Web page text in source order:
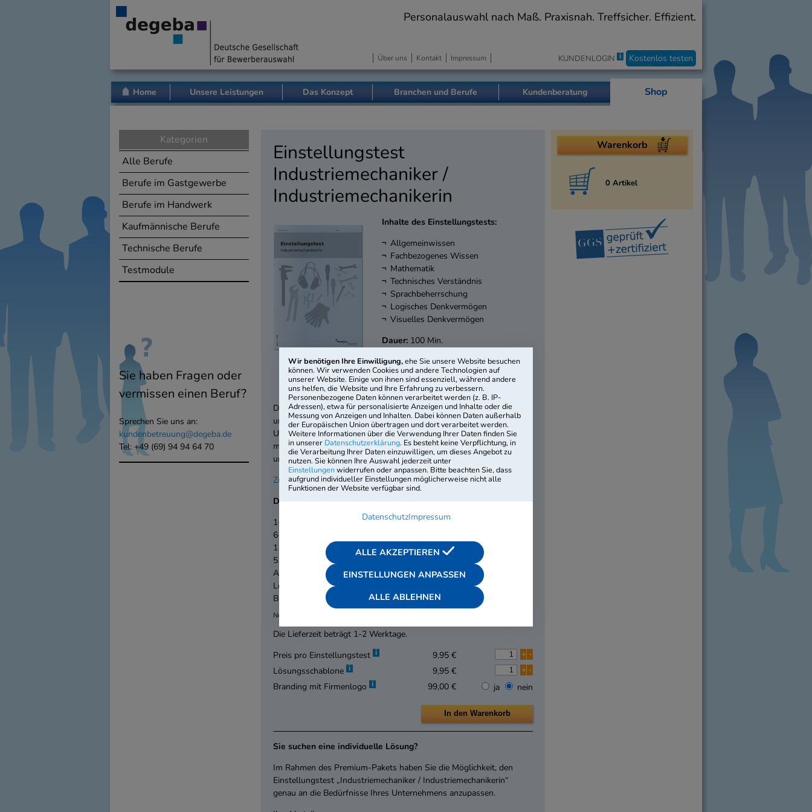
Wir benötigen Ihre Einwilligung,ehe Sie unsere Website besuchen
können. Wir verwenden Cookies und andere Technologien auf
unserer Website. Einige von ihnen sind essenziell, während andere
uns helfen, die Website und Ihre Erfahrung zu verbessern.
Personenbezogene Daten können verarbeitet werden (z. B. IP-
Adressen), etwa für personalisierte Anzeigen und Inhalte oder die
Messung von Anzeigen und Inhalten. Dabei können Daten außerhalb
der Europäischen Union übertragen und dort verarbeitet werden.
Weitere Informationen über die Verwendung Ihrer Daten finden Sie
in unserer Datenschutzerklärung. Es besteht keine Verpflichtung, in
die Verarbeitung Ihrer Daten einzuwilligen, um dieses Angebot zu
nutzen. Sie können Ihre Auswahl jederzeit unter
Einstellungenwiderrufen oder anpassen. Bitte beachten Sie, dass
aufgrund individueller Einstellungen möglicherweise nicht alle
Funktionen der Website verfügbar sind.
DatenschutzImpressum
ALLE AKZEPTIEREN
EINSTELLUNGEN ANPASSEN
ALLE ABLEHNEN
Personalauswahl nach Maß. Praxisnah. Treffsicher. Effizient.
Über uns Kontakt Impressum KUNDENLOGIN i Kostenlos testen
Home Unsere Leistungen Das Konzept Branchen und Berufe Kundenberatung Shop
Kategorien
Alle Berufe
Berufe im Gastgewerbe
Berufe im Handwerk
Kaufmännische Berufe
Technische Berufe
Testmodule
Sie haben Fragen oder
vermissen einen Beruf?
Sprechen Sie uns an:
kundenbetreuung@degeba.de
Tel: +49 (69) 94 94 64 70
Einstellungstest
Industriemechaniker /
Industriemechanikerin
Inhalte des Einstellungstests:
Allgemeinwissen
Fachbezogenes Wissen
Mathematik
Technisches Verständnis
Sprachbeherrschung
Logisches Denkvermögen
Visuelles Denkvermögen
Dauer: 100 Min.
Artikel-Nr.:IDM-2271-B2
2. Auflage
Der Einstellungstest „Industriemechaniker / Industriemechanikerin“
unseres Basisangebots wurde für die typischen Anforderungen von
Unternehmen an Auszubildende dieses Berufs entwickelt. Das
mitgelieferte Merkblatt informiert kompakt über die Durchführung
und Auswertung – so können Sie direkt mit der Testung starten.
Zur Online-Version >>
Das Basisangebot:
1-5 Prüfungshefte
9,95 € je Exemplar
6-10 Prüfungshefte
11-50 Prüfungshefte
5,95 € je Exemplar
51-100 Prüfungshefte
Ab 101 Prüfungshefte
3,95 € je Exemplar
Lösungsschablone
Branding mit Firmenlogo
99,00 €
Nettopreise zzgl. 19 % MwSt., pro Lieferung 5,- € Versandpauschale
Die Lieferzeit beträgt 1-2 Werktage.
Preis pro Einstellungstest i 9,95 € + -
Lösungsschablone i 9,95 € + -
Branding mit Firmenlogo i 99,00 € ja nein
Sie suchen eine individuelle Lösung?
Im Rahmen des Premium-Pakets haben Sie die Möglichkeit, den
Einstellungstest „Industriemechaniker / Industriemechanikerin“
genau an die Bedürfnisse Ihres Unternehmens anzupassen.
Warenkorb
0 Artikel